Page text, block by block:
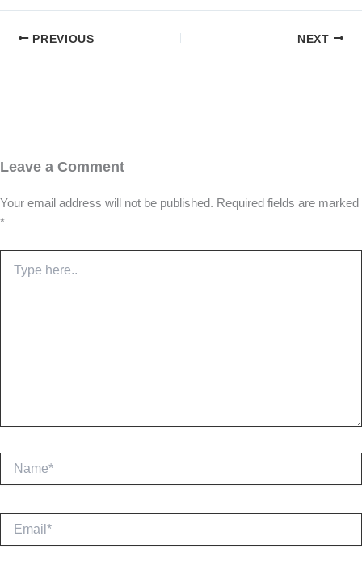
PREVIOUS NEXT
Leave a Comment
Your email address will not be published. Required fields are marked
*
here..